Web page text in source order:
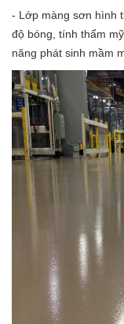
- Lớp màng sơn hình
độ bóng, tính thẩm
năng phát sinh mầm